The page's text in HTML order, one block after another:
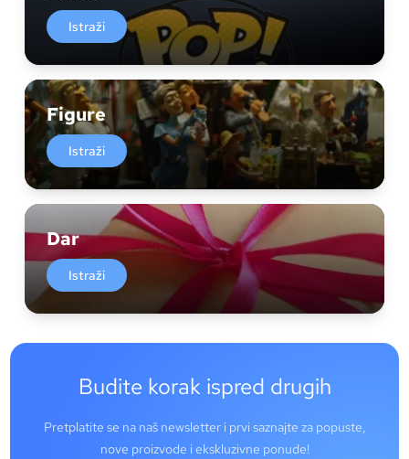
Istraži
Figure
Istraži
Dar
Istraži
Budite korak ispred drugih
Pretplatite se na naš newsletter i prvi saznajte za popuste,
nove proizvode i ekskluzivne ponude!